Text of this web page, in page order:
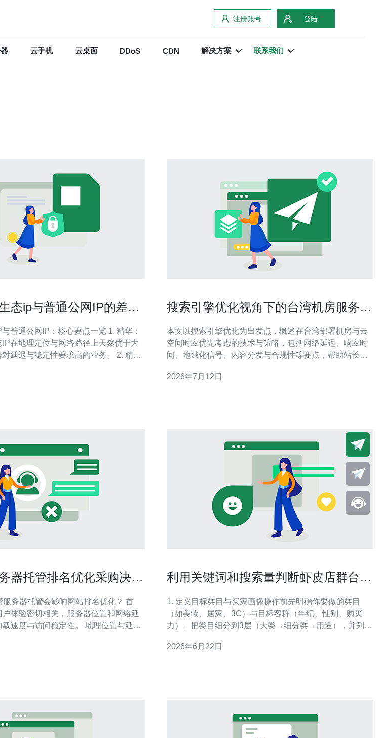
注册账号 登陆
云手机 云桌面 DDoS CDN 解决方案 联系我们
态ip与普通公网IP的差异
通公网IP：核心要点一览 1. 精华：
在地理定位与网络路径上天然优于大
延迟与稳定性要求高的业务。 2. 精
险，尤其在广告投放、支付与账号风控
搜索引擎优化视角下的台湾机房服务器
本文以搜索引擎优化为出发点，概述在台湾部署机房与云
空间时应优先考虑的技术与策略，包括网络延迟、响应时
间、地域化信号、内容分发与合规性等要点，帮助站长在
适合在台湾部署机房以优化访问速度? 选择机房位置时，
2026年7月12日
器托管排名优化采购决策
服务器托管会影响网站排名优化？ 首
体验密切相关，服务器位置和网络延
速度与访问稳定性。 地理位置与延迟
从而对搜索引擎的体验指标（如
利用关键词和搜索量判断虾皮店群台湾
1. 定义目标类目与买家画像操作前先明确你要做的类目
（如美妆、居家、3C）与目标客群（年纪、性别、购买
力）。把类目细分到3层（大类→细分类→用途），并列出
納」）。这一步决定后续关键词种子词的方向。 2. 用虾皮
2026年6月22日